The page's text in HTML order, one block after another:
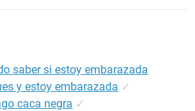
saber si estoy embarazada
y estoy embarazada ✓
caca negra ✓